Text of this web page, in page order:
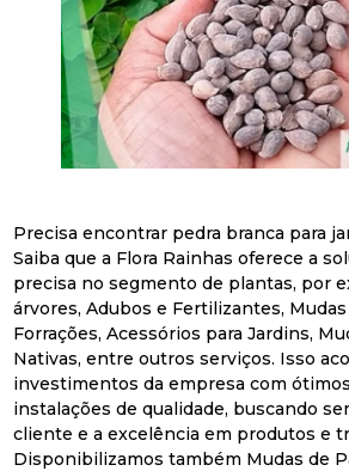
Precisa encontrar pedra branca para
Saiba que a Flora Rainhas oferece a
precisa no segmento de plantas, por
árvores, Adubos e Fertilizantes,
Forrações, Acessórios para Jardins,
Nativas, entre outros serviços. Isso
investimentos da empresa com
instalações de qualidade, buscando
cliente e a excelência em produtos e
Disponibilizamos também Mudas de